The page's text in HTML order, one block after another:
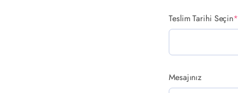
Teslim Tarihi Seçin*
Mesajınız